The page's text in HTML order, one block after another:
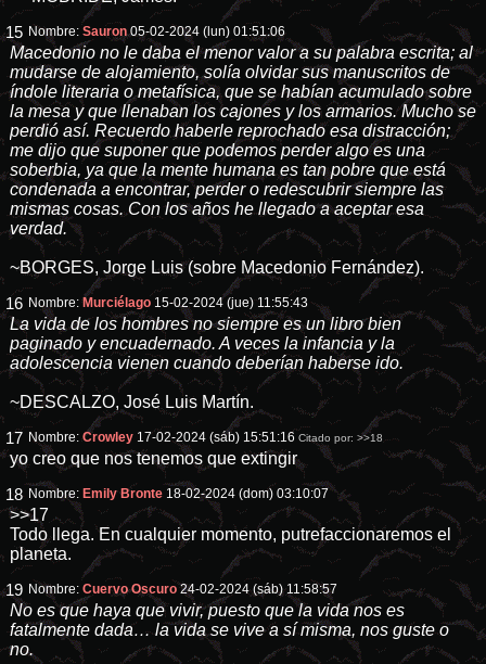
15 Nombre:Sauron 05-02-2024 (lun) 01:51:06
Macedonio no le daba el menor valor a su palabra escrita; al
mudarse de alojamiento, solía olvidar sus manuscritos de
índole literaria o metafísica, que se habían acumulado sobre
la mesa y que llenaban los cajones y los armarios. Mucho se
perdió así. Recuerdo haberle reprochado esa distracción;
me dijo que suponer que podemos perder algo es una
soberbia, ya que la mente humana es tan pobre que está
condenada a encontrar, perder o redescubrir siempre las
mismas cosas. Con los años he llegado a aceptar esa
verdad.
~BORGES, Jorge Luis (sobre Macedonio Fernández).
16 Nombre: Murciélago 15-02-2024 (jue) 11:55:43
La vida de los hombres no siempre es un libro bien
paginado y encuadernado. A veces la infancia y la
adolescencia vienen cuando deberían haberse ido.
~DESCALZO, José Luis Martín.
17 Nombre:Crowley 17-02-2024 (sáb) 15:51:16 Citado por:>>18
yo creo que nos tenemos que extingir
18 Nombre: Emily Bronte 18-02-2024 (dom) 03:10:07
>>17
Todo llega. En cualquier momento, putrefaccionaremos el
planeta.
19 Nombre:Cuervo Oscuro 24-02-2024 (sáb) 11:58:57
No es que haya que vivir, puesto que la vida nos es
fatalmente dada… la vida se vive a sí misma, nos guste o
no.